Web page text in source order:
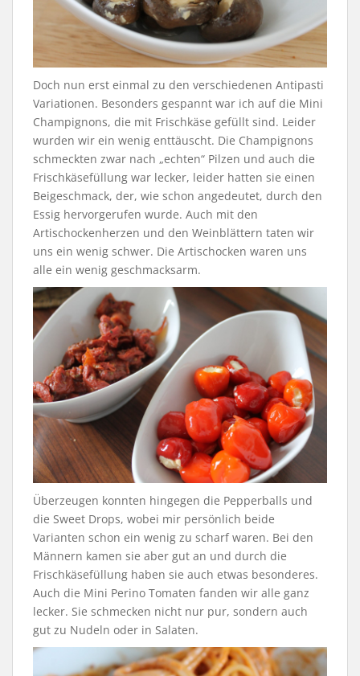
Doch nun erst einmal zu den verschiedenen Antipasti
Variationen. Besonders gespannt war ich auf die Mini
Champignons, die mit Frischkäse gefüllt sind. Leider
wurden wir ein wenig enttäuscht. Die Champignons
schmeckten zwar nach „echten“ Pilzen und auch die
Frischkäsefüllung war lecker, leider hatten sie einen
Beigeschmack, der, wie schon angedeutet, durch den
Essig hervorgerufen wurde. Auch mit den
Artischockenherzen und den Weinblättern taten wir
uns ein wenig schwer. Die Artischocken waren uns
alle ein wenig geschmacksarm.
Überzeugen konnten hingegen die Pepperballs und
die Sweet Drops, wobei mir persönlich beide
Varianten schon ein wenig zu scharf waren. Bei den
Männern kamen sie aber gut an und durch die
Frischkäsefüllung haben sie auch etwas besonderes.
Auch die Mini Perino Tomaten fanden wir alle ganz
lecker. Sie schmecken nicht nur pur, sondern auch
gut zu Nudeln oder in Salaten.